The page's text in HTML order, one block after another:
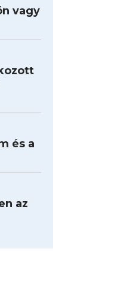
vagy
és a
az